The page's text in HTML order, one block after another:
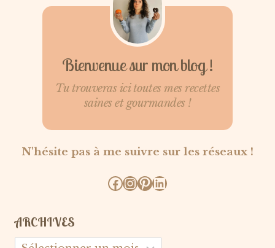
Bienvenue sur mon blog !
Tu trouveras ici toutes mes recettes
saines et gourmandes !
N'hésite pas à me suivre sur les réseaux !
Facebook
Instagram
Pinterest
LinkedIn
ARCHIVES
Archives